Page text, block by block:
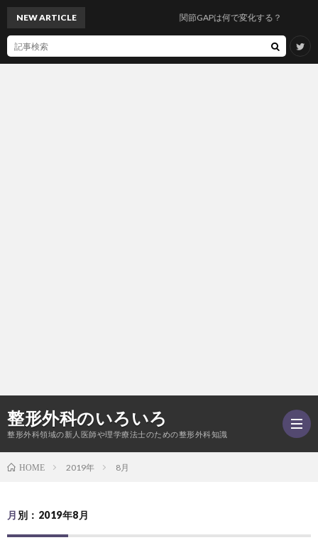
整形外科のいろいろ
整形外科領域の新人医師や理学療法士のための整形外科知識
ご
NEW ARTICLE 関節GAPは何で変化する？
HOME 2019年 8月
月別：2019年8月